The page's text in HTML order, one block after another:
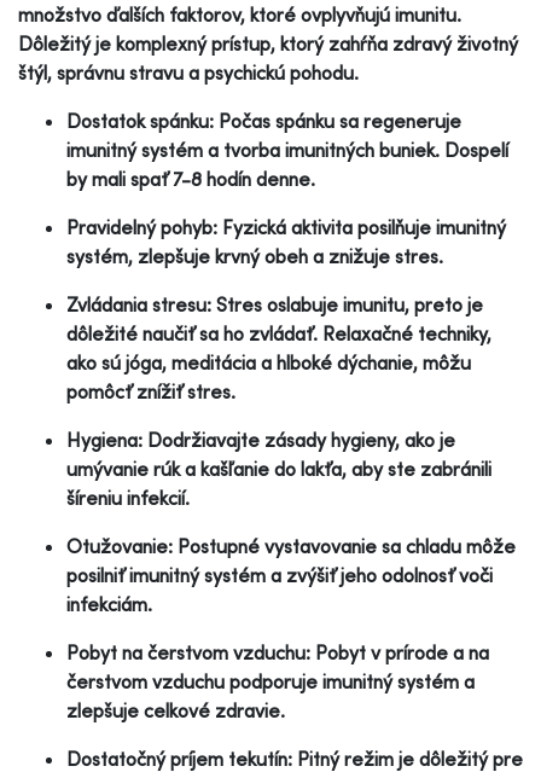
množstvo ďalších faktorov, ktoré ovplyvňujú imunitu.
Dôležitý je komplexný prístup, ktorý zahŕňa zdravý životný
štýl, správnu stravu a psychickú pohodu.
Dostatok spánku: Počas spánku sa regeneruje
imunitný systém a tvorba imunitných buniek. Dospelí
by mali spať 7-8 hodín denne.
Pravidelný pohyb: Fyzická aktivita posilňuje imunitný
systém, zlepšuje krvný obeh a znižuje stres.
Zvládania stresu: Stres oslabuje imunitu, preto je
dôležité naučiť sa ho zvládať. Relaxačné techniky,
ako sú jóga, meditácia a hlboké dýchanie, môžu
pomôcť znížiť stres.
Hygiena: Dodržiavajte zásady hygieny, ako je
umývanie rúk a kašľanie do lakťa, aby ste zabránili
šíreniu infekcií.
Otužovanie: Postupné vystavovanie sa chladu môže
posilniť imunitný systém a zvýšiť jeho odolnosť voči
infekciám.
Pobyt na čerstvom vzduchu: Pobyt v prírode a na
čerstvom vzduchu podporuje imunitný systém a
zlepšuje celkové zdravie.
Dostatočný príjem tekutín: Pitný režim je dôležitý pre